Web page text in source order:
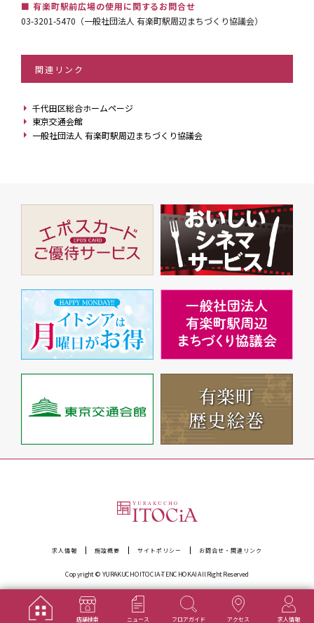
店舗検索 ニュース フロアガイド アクセス 求人情報
■ 有楽町駅前広場の使用に関するお問合せ
03-3201-5470 （一般社団法人 有楽町駅周辺まちづくり協議会）
関連リンク
千代田区総合ホームページ
東京交通会館
一般社団法人 有楽町駅周辺まちづくり協議会
求人情報 施設概要 サイトポリシー お問合せ・関連リンク
Copyright © YURAKUCHOITOCIA-TENCHOKAI All Right Reserved